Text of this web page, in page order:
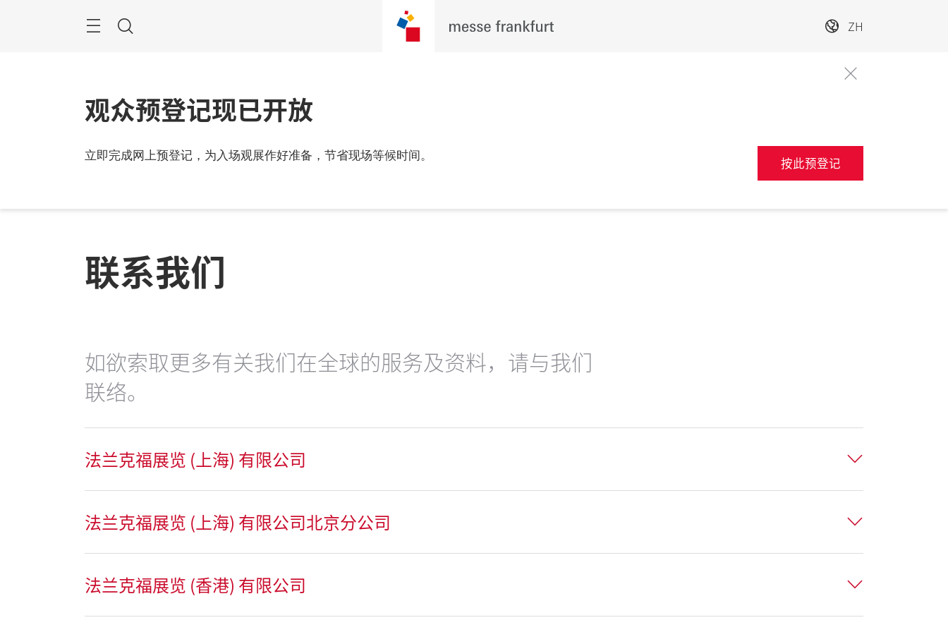
搜
ZH
观众预登记现已开放
立即完成网上预登记，为入场观展作好准备，节省现场等候时间。 按此预登记
联系我们
如欲索取更多有关我们在全球的服务及资料，请与我们
联络。
法兰克福展览 (上海) 有限公司
法兰克福展览 (上海) 有限公司北京分公司
法兰克福展览 (香港) 有限公司